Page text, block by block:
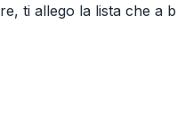
ti allego la lista che a